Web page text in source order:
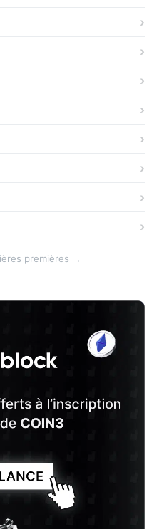
premières →